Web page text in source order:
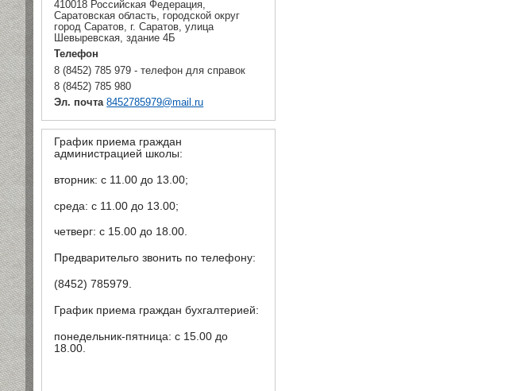
410018 Российская Федерация,
Саратовская область, городской округ
город Саратов, г. Саратов, улица
Шевыревская, здание 4Б
Телефон
8 (8452) 785 979 - телефон для справок
8 (8452) 785 980
Эл. почта 8452785979@mail.ru
График приема граждан
администрацией школы:
вторник: с 11.00 до 13.00;
среда: с 11.00 до 13.00;
четверг: с 15.00 до 18.00.
Предварительго звонить по телефону:
(8452) 785979.
График приема граждан бухгалтерией:
понедельник-пятница: с 15.00 до
18.00.